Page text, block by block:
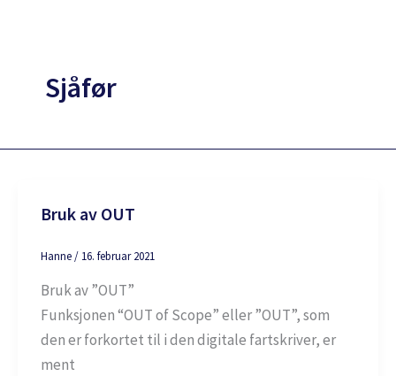
innholdetSjåfør
Bruk av OUT
Hanne/ 16. februar 2021
Bruk av ”OUT”
Funksjonen “OUT of Scope” eller ”OUT”, som
den er forkortet til i den digitale fartskriver, er
ment